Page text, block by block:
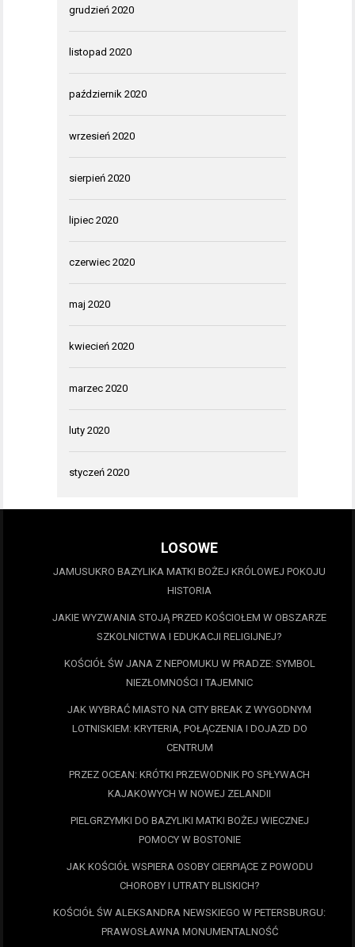
grudzień 2020
listopad 2020
październik 2020
wrzesień 2020
sierpień 2020
lipiec 2020
czerwiec 2020
maj 2020
kwiecień 2020
marzec 2020
luty 2020
styczeń 2020
LOSOWE
JAMUSUKRO BAZYLIKA MATKI BOŻEJ KRÓLOWEJ POKOJU
HISTORIA
JAKIE WYZWANIA STOJĄ PRZED KOŚCIOŁEM W OBSZARZE
SZKOLNICTWA I EDUKACJI RELIGIJNEJ?
KOŚCIÓŁ ŚW JANA Z NEPOMUKU W PRADZE: SYMBOL
NIEZŁOMNOŚCI I TAJEMNIC
JAK WYBRAĆ MIASTO NA CITY BREAK Z WYGODNYM
LOTNISKIEM: KRYTERIA, POŁĄCZENIA I DOJAZD DO
CENTRUM
PRZEZ OCEAN: KRÓTKI PRZEWODNIK PO SPŁYWACH
KAJAKOWYCH W NOWEJ ZELANDII
PIELGRZYMKI DO BAZYLIKI MATKI BOŻEJ WIECZNEJ
POMOCY W BOSTONIE
JAK KOŚCIÓŁ WSPIERA OSOBY CIERPIĄCE Z POWODU
CHOROBY I UTRATY BLISKICH?
KOŚCIÓŁ ŚW ALEKSANDRA NEWSKIEGO W PETERSBURGU:
PRAWOSŁAWNA MONUMENTALNOŚĆ